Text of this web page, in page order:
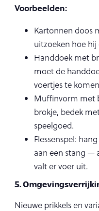
Voorbeelden:
Kartonnen doos
uitzoeken hoe
Handdoek met
moet de
voertjes te
Muffinvorm met
brokje, bedek
speelgoed.
Flessenspel:
aan een stang —
valt er voer uit.
5.
Nieuwe prikkels en